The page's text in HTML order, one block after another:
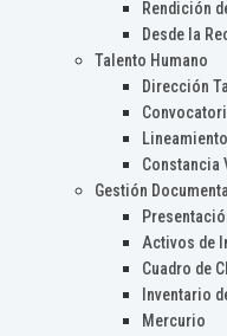
Rendición
Desde la
Talento Humano
Dirección
Constancia
Gestión Documental
Activos de
Cuadro de
Inventario
Mercurio